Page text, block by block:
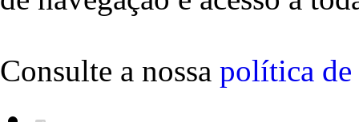
Consulte a nossa política de